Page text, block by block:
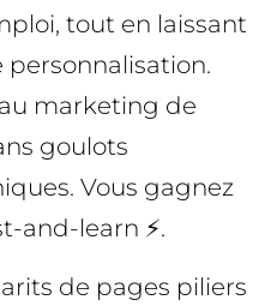
tout en laissant
marketing de
goulots
Vous gagnez
and-learn ⚡.
de pages piliers